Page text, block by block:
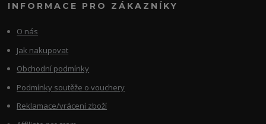
INFORMACE PRO ZÁKAZNÍKY
O nás
Jak nakupovat
Obchodní podmínky
Podmínky soutěže o vouchery
Reklamace/vrácení zboží